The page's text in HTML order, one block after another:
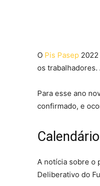
O Pis Pasep
os trabalhadores.
Para esse ano
confirmado, e
A notícia sobre o
Deliberativo do